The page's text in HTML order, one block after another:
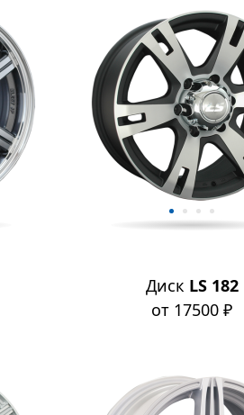
Диск LS 182
от 17500 ₽